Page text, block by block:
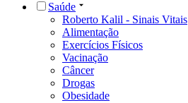
Saúde
Roberto Kalil - Sinais Vitais
Alimentação
Exercícios Físicos
Vacinação
Câncer
Drogas
Obesidade